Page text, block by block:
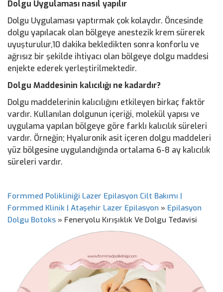
Dolgu Uygulaması nasıl yapılır
Dolgu Uygulaması yaptırmak çok kolaydır. Öncesinde
dolgu yapılacak olan bölgeye anestezik krem sürerek
uyuşturulur,10 dakika bekledikten sonra konforlu ve
ağrısız bir şekilde ihtiyacı olan bölgeye dolgu maddesi
enjekte ederek yerleştirilmektedir.
Dolgu Maddesinin kalıcılığı ne kadardır?
Dolgu maddelerinin kalıcılığını etkileyen birkaç faktör
vardır. Kullanılan dolgunun içeriği, molekül yapısı ve
uygulama yapılan bölgeye göre farklı kalıcılık süreleri
vardır. Örneğin; Hyaluronik asit içeren dolgu maddeleri
yüz bölgesine uygulandığında ortalama 6-8 ay kalıcılık
süreleri vardır.
Formmed Polikliniği Lazer Epilasyon Cilt Bakımı |
Formmed Klinik | Ataşehir Lazer Epilasyon » Epilasyon
Dolgu Botoks » Feneryolu Kırışıklık Ve Dolgu Tedavisi